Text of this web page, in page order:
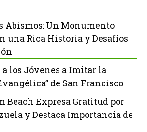
Abismos: Un Monumento
una Rica Historia y Desafíos
los Jóvenes a Imitar la
de San Francisco
Beach Expresa Gratitud por
y Destaca Importancia de